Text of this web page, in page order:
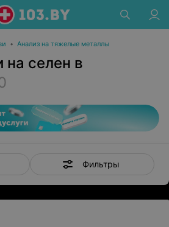
• Анализ на тяжелые металлы
на селен в
Фильтры